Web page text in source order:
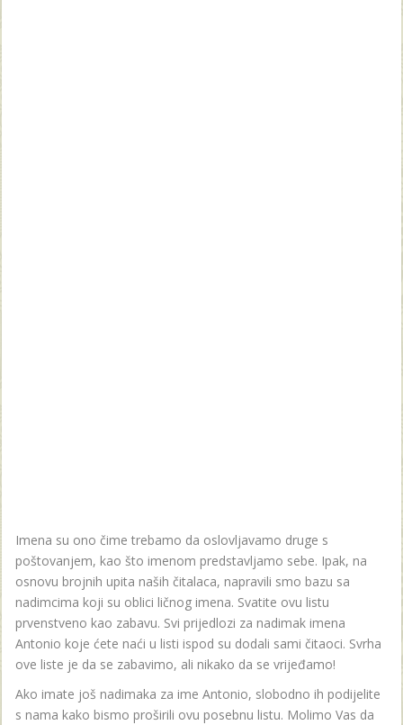
Imena su ono čime trebamo da oslovljavamo druge s
poštovanjem, kao što imenom predstavljamo sebe. Ipak, na
osnovu brojnih upita naših čitalaca, napravili smo bazu sa
nadimcima koji su oblici ličnog imena. Svatite ovu listu
prvenstveno kao zabavu. Svi prijedlozi za nadimak imena
Antonio koje ćete naći u listi ispod su dodali sami čitaoci. Svrha
ove liste je da se zabavimo, ali nikako da se vrijeđamo!
Ako imate još nadimaka za ime Antonio, slobodno ih podijelite
s nama kako bismo proširili ovu posebnu listu. Molimo Vas da